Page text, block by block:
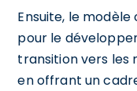
Ensuite, le
pour le
transition vers les
en offrant un